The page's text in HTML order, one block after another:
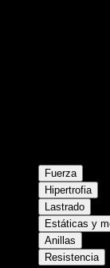
Fuerza
Hipertrofia
Lastrado
Estáticas y
Anillas
Resistencia